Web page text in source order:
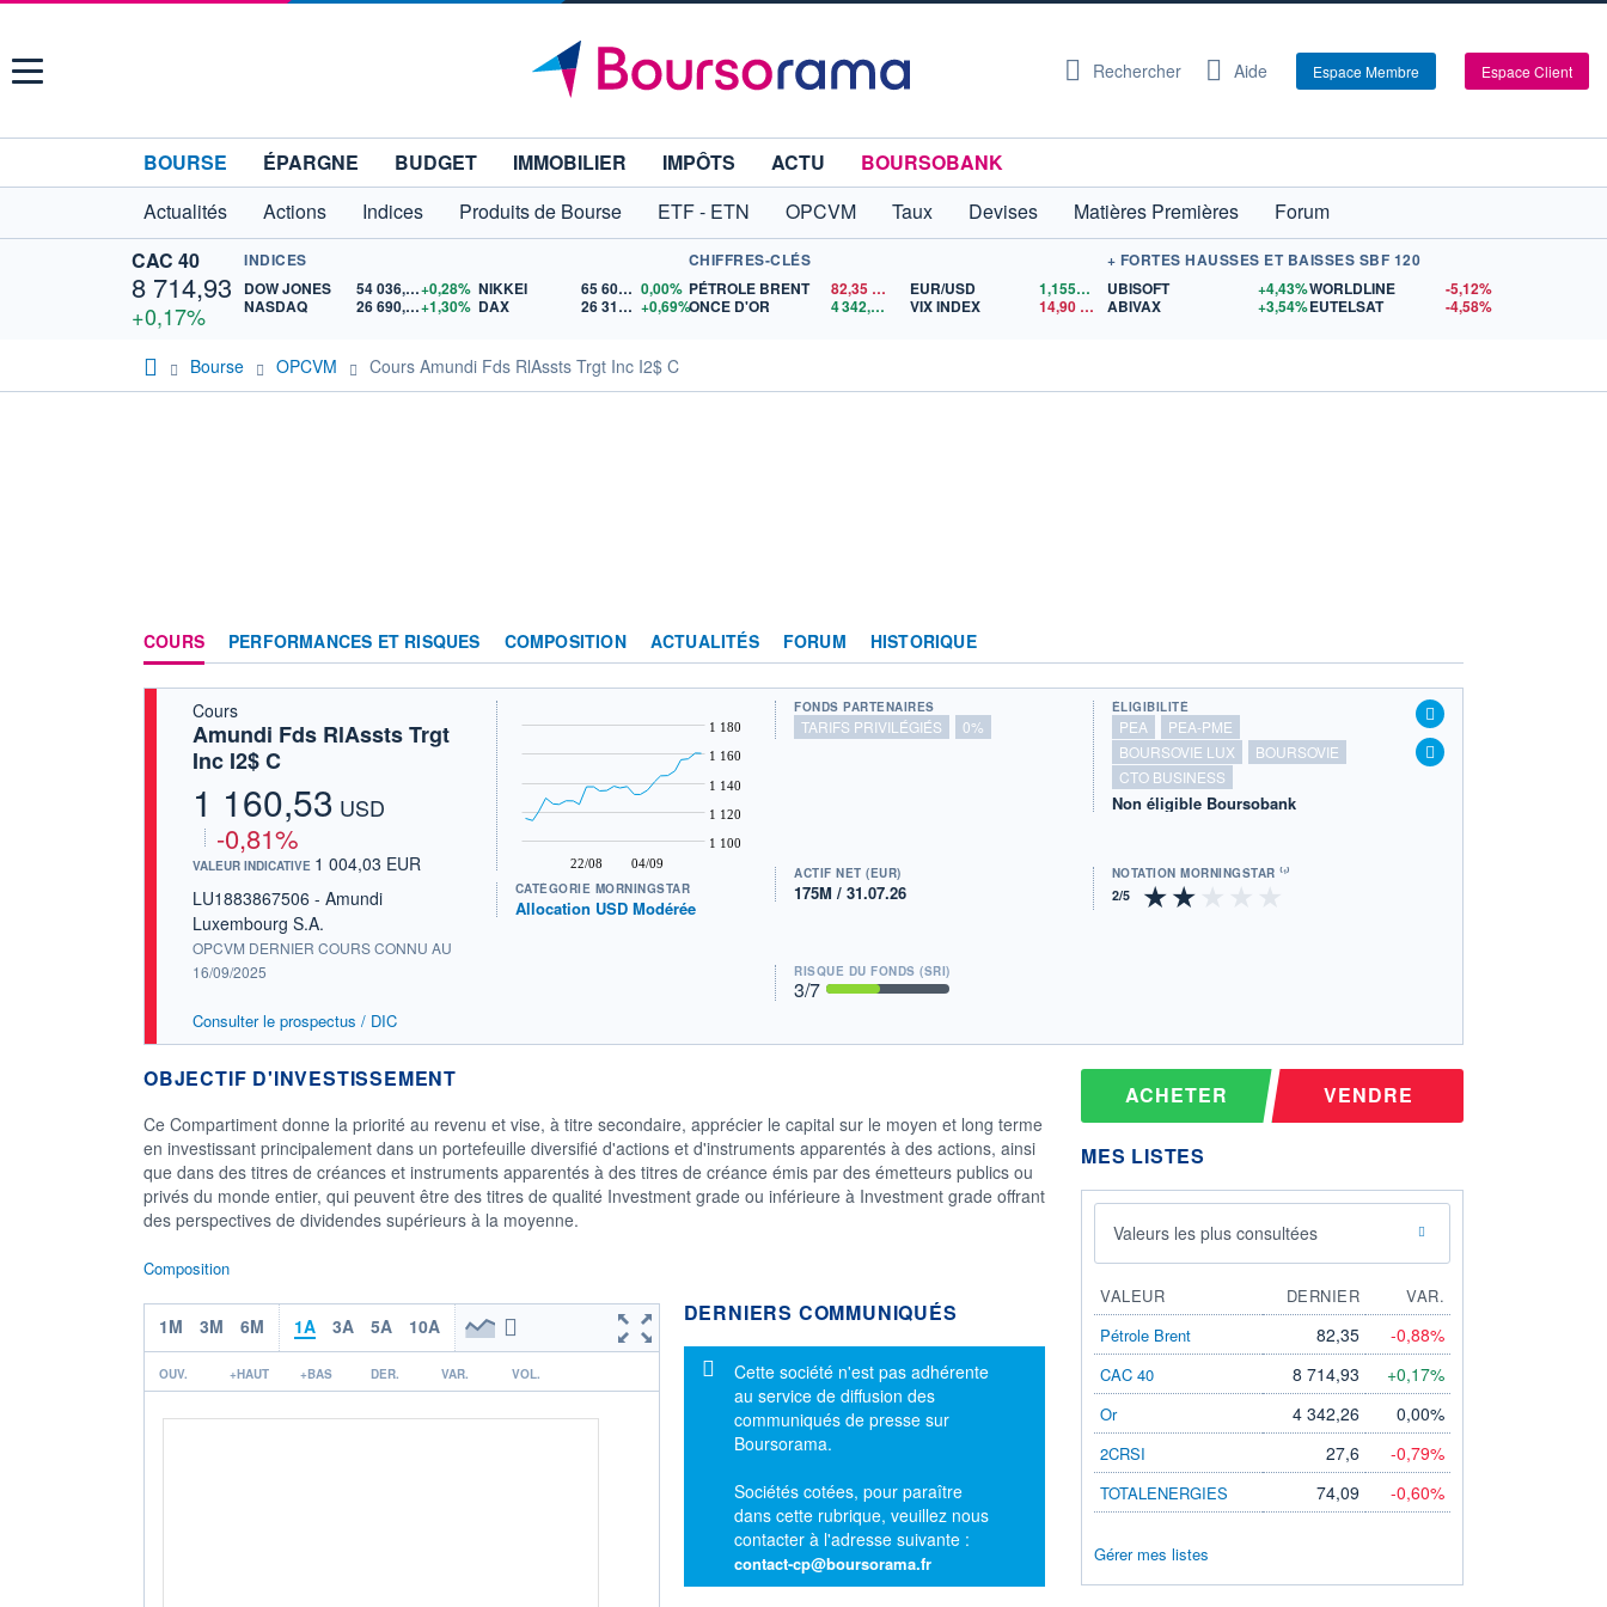
Menu Rechercher Aide Espace Membre Espace Client
BOURSE ÉPARGNE BUDGET IMMOBILIER IMPÔTS ACTU
BOURSOBANK
Actualités
Actions Indices Produits de Bourse ETF - ETN OPCVM Taux Devises Matières Premières
Forum
CAC 40
8 714,93
+0,17%
INDICES
DOW JONES
54 036,93+0,28%
NASDAQ
26 690,62+1,30%
NIKKEI 65 606,71 0,00%
DAX
26 319,45 +0,69%
CHIFFRES-CLÉS
PÉTROLE BRENT
82,35$US
ONCE D'OR
4 342,26 $US
EUR/USD 1,1559$US
VIX INDEX
14,90
+ FORTES HAUSSES ET BAISSES SBF 120
UBISOFT
+4,43%
ABIVAX
+3,54%
WORLDLINE
-5,12%
EUTELSAT
-4,58%
Bourse OPCVM Cours Amundi Fds RlAssts Trgt Inc I2$ C
COURS PERFORMANCES ET RISQUES COMPOSITION ACTUALITÉS FORUM HISTORIQUE
Cours
Amundi Fds RlAssts Trgt
Inc I2$ C
1 160,53 USD
-0,81%
VALEUR INDICATIVE 1 004,03 EUR
LU1883867506 - Amundi
Luxembourg S.A.
OPCVM DERNIER COURS CONNU AU
16/09/2025
Consulter le prospectus / DIC
22/08 04/09
1 100
1 120
1 140
1 160
1 180
CATÉGORIE MORNINGSTAR
Allocation USD Modérée
FONDS PARTENAIRES
TARIFS PRIVILÉGIÉS 0%
ÉLIGIBILITÉ
PEA
PEA-PME
BOURSOVIE LUX
BOURSOVIE
CTO BUSINESS
Non éligible Boursobank
ACTIF NET (EUR)
175M / 31.07.26
NOTATION MORNINGSTAR ⁽¹⁾
RISQUE DU FONDS (SRI)
3/7
OBJECTIF D'INVESTISSEMENT
Ce Compartiment donne la priorité au revenu et vise, à titre secondaire, apprécier le capital sur le moyen et long terme
en investissant principalement dans un portefeuille diversifié d'actions et d'instruments apparentés à des actions, ainsi
que dans des titres de créances et instruments apparentés à des titres de créance émis par des émetteurs publics ou
privés du monde entier, qui peuvent être des titres de qualité Investment grade ou inférieure à Investment grade offrant
des perspectives de dividendes supérieurs à la moyenne.
Composition
1M 3M 6M 1A 3A 5A 10A
OUV. +HAUT +BAS DER. VAR. VOL.
DERNIERS COMMUNIQUÉS
Message d'information
Cette société n'est pas adhérente
au service de diffusion des
communiqués de presse sur
Boursorama.
Sociétés cotées, pour paraître
dans cette rubrique, veuillez nous
contacter à l'adresse suivante :
contact-cp@boursorama.fr
ACHETER VENDRE
MES LISTES
Valeurs les plus consultées
VALEUR DERNIER
VAR.
Pétrole Brent
82,35 -0,88%
CAC 40 8 714,93 +0,17%
Or 4 342,26 0,00%
2CRSI 27,6 -0,79%
TOTALENERGIES 74,09 -0,60%
Gérer mes listes